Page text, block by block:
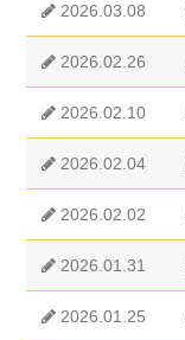
2026.03.08
2026.02.26
2026.02.10
2026.02.04
2026.02.02
2026.01.31
2026.01.25